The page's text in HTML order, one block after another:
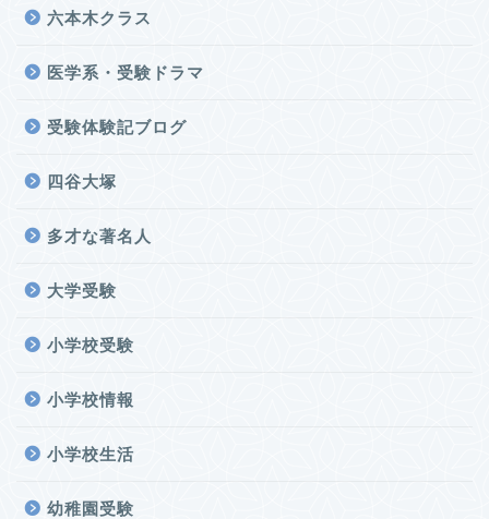
六本木クラス
医学系・受験ドラマ
受験体験記ブログ
四谷大塚
多才な著名人
大学受験
小学校受験
小学校情報
小学校生活
幼稚園受験